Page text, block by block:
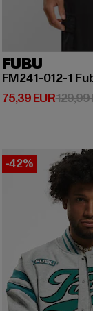
FUBU
75,39 EUR
Derzeitiger Preis:
129,99
-42%